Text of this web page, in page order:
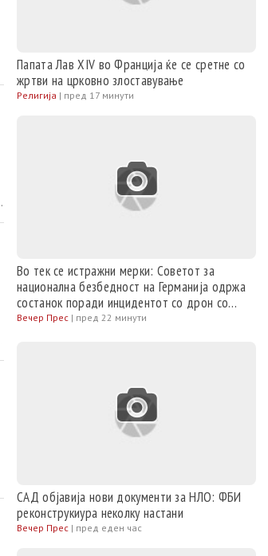
Папата Лав XIV во Франција ќе се сретне со
жртви на црковно злоставување
Религија | пред 17 минути
Во тек се истражни мерки: Советот за
национална безбедност на Германија одржа
состанок поради инцидентот со дрон со
експлозиви на аеродромот во Лајпциг
Вечер Прес | пред 22 минути
САД објавија нови документи за НЛО: ФБИ
реконструкиура неколку настани
Вечер Прес | пред еден час